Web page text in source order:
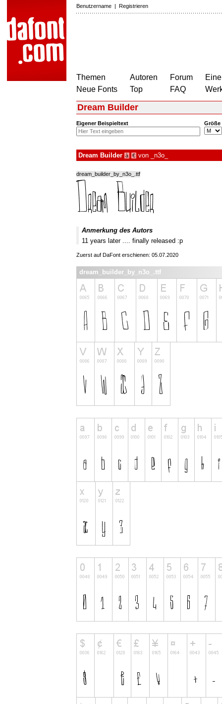
Benutzername | Registrieren
Themen
Neue Fonts
Autoren
Top
Forum
FAQ
Dream Builder
Eigener Beispieltext Größe
Dream Builder à € von _n3o_
dream_builder_by_n3o_.ttf
Anmerkung des Autors
11 years later .... finally released :p
Zuerst auf DaFont erschienen: 05.07.2020
dream_builder_by_n3o_.ttf